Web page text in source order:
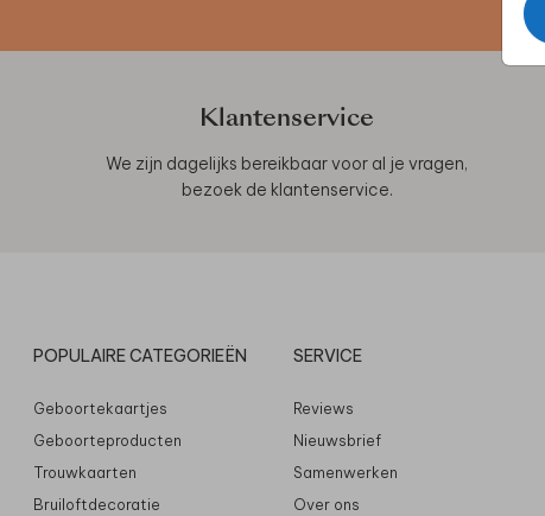
Klantenservice
We zijn dagelijks bereikbaar voor al je vragen,
bezoek de klantenservice.
POPULAIRE CATEGORIEËN
Geboortekaartjes
Geboorteproducten
Trouwkaarten
Bruiloftdecoratie
SERVICE
Reviews
Nieuwsbrief
Samenwerken
Over ons